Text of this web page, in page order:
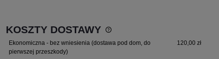
KOSZTY DOSTAWY
Cena nie zawiera ewentualnych kosztów płatności
Ekonomiczna - bez wniesienia (dostawa pod dom, do
pierwszej przeszkody)
120,00 zł